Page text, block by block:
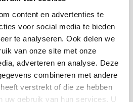
content en advertenties te
voor social media te bieden
te analyseren. Ook delen we
van onze site met onze
adverteren en analyse. Deze
combineren met andere
verstrekt of die ze hebben
uw gebruik van hun services. U